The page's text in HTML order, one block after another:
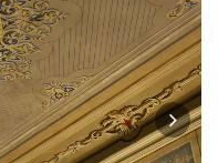
FR
DE
IT
ES